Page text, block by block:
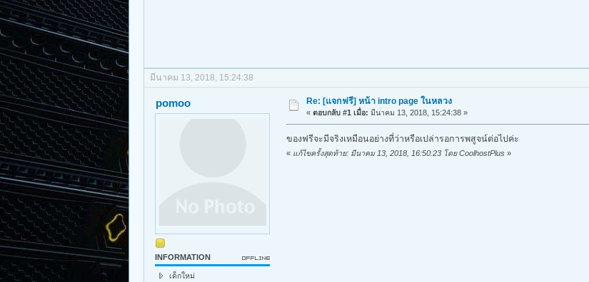
มีนาคม 13, 2018, 15:24:38
pomoo
INFORMATION
เด็กใหม่
Re: [แจกฟรี] หน้า intro page ในหลวง
«ตอบกลับ #1 เมื่อ: มีนาคม 13, 2018, 15:24:38 »
ของฟรีจะมีจริงเหมือนอย่างที่ว่าหรือเปล่ารอการพสูจน์ต่อไปค่ะ
« แก้ไขครั้งสุดท้าย: มีนาคม 13, 2018, 16:50:23 โดย CoolhostPlus »